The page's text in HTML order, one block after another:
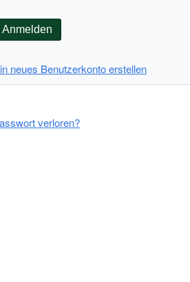
Anmelden
neues Benutzerkonto erstellen
verloren?